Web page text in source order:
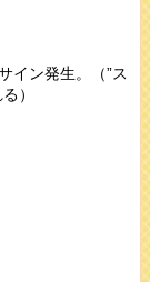
イン発生。（”ス
）